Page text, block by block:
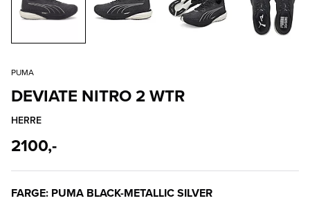
PUMA
DEVIATE NITRO 2 WTR
HERRE
2100,-
FARGE: PUMA BLACK-METALLIC SILVER